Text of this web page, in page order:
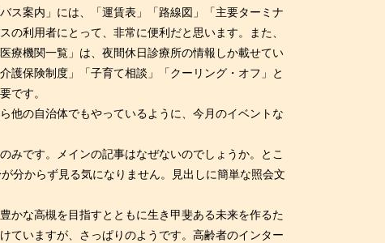
ス案内」には、「運賃表」「路線図」「主要ターミナ
利用者にとって、非常に便利だと思います。また、
療機関一覧」は、夜間休日診療所の情報しか載せてい
護保険制度」「子育て相談」「クーリング・オフ」と
です。
他の自治体でもやっているように、今月のイベントな
です。メインの記事はなぜないのでしょうか。とこ
分からず見る気になりません。見出しに簡単な照会文
かな高槻を目指すとともに生き甲斐ある未来を作るた
ていますが、さっぱりのようです。高齢者のインター